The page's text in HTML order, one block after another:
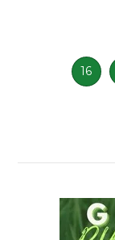
16